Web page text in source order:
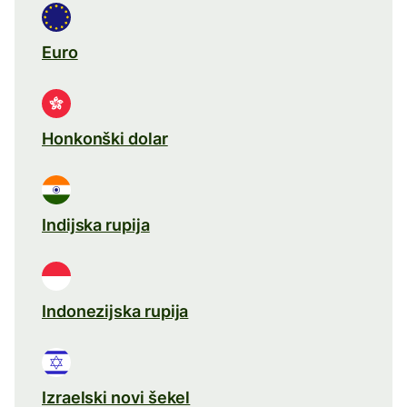
Euro
Honkonški dolar
Indijska rupija
Indonezijska rupija
Izraelski novi šekel